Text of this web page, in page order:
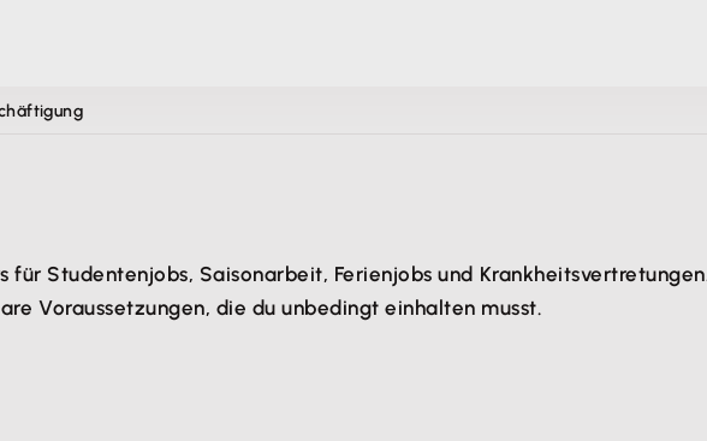
Studentenjobs, Saisonarbeit, Ferienjobs und
Voraussetzungen, die du unbedingt einhalten musst.